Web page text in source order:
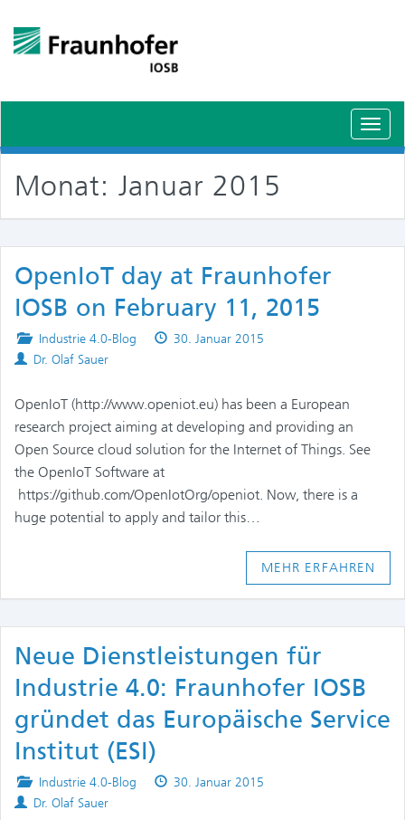
Monat: Januar 2015
OpenIoT day at Fraunhofer
IOSB on February 11, 2015
Posted
in
Industrie 4.0-Blog
Published
30. Januar 2015
Authors
Dr. Olaf Sauer
OpenIoT (http://www.openiot.eu) has been a European
research project aiming at developing and providing an
Open Source cloud solution for the Internet of Things. See
the OpenIoT Software at
https://github.com/OpenIotOrg/openiot. Now, there is a
huge potential to apply and tailor this…
MEHR ERFAHREN
Neue Dienstleistungen für
Industrie 4.0: Fraunhofer IOSB
gründet das Europäische Service
Institut (ESI)
Posted
in
Industrie 4.0-Blog
Published
30. Januar 2015
Authors
Dr. Olaf Sauer